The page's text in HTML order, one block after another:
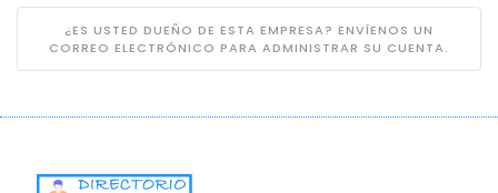
¿ES USTED DUEÑO DE ESTA EMPRESA? ENVÍENOS UN
CORREO ELECTRÓNICO PARA ADMINISTRAR SU CUENTA.